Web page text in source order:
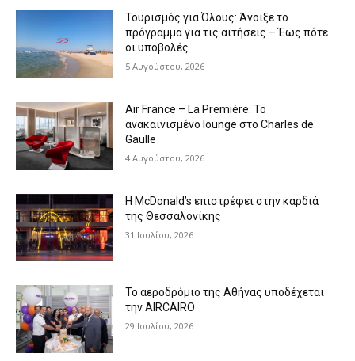
Τουρισμός για Όλους: Άνοιξε το
πρόγραμμα για τις αιτήσεις – Έως πότε
οι υποβολές
5 Αυγούστου, 2026
Air France – La Première: Το
ανακαινισμένο lounge στο Charles de
Gaulle
4 Αυγούστου, 2026
Η McDonald’s επιστρέφει στην καρδιά
της Θεσσαλονίκης
31 Ιουλίου, 2026
Το αεροδρόμιο της Αθήνας υποδέχεται
την AIRCAIRO
29 Ιουλίου, 2026